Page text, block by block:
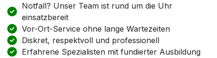
Notfall? Unser Team ist rund um die Uhr
einsatzbereit
Vor-Ort-Service ohne lange Wartezeiten
Diskret, respektvoll und professionell
Erfahrene Spezialisten mit fundierter Ausbildung